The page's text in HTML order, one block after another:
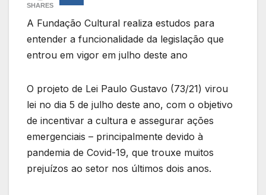
SHARES
A Fundação Cultural realiza estudos para
entender a funcionalidade da legislação que
entrou em vigor em julho deste ano
O projeto de Lei Paulo Gustavo (73/21) virou
lei no dia 5 de julho deste ano, com o objetivo
de incentivar a cultura e assegurar ações
emergenciais – principalmente devido à
pandemia de Covid-19, que trouxe muitos
prejuízos ao setor nos últimos dois anos.